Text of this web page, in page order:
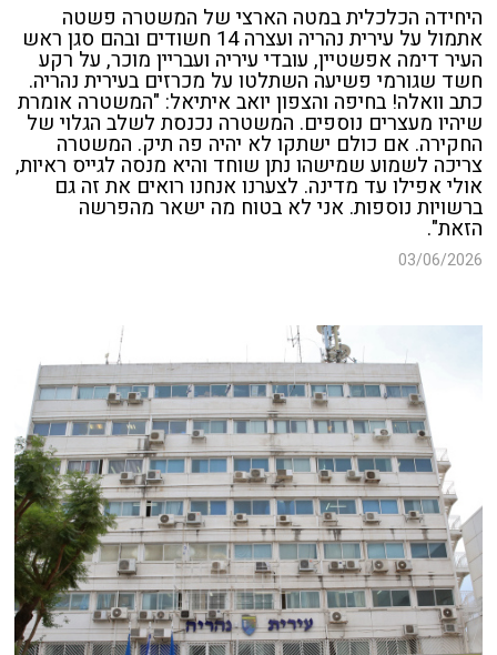
היחידה הכלכלית במטה הארצי של המשטרה פשטה
אתמול על עירית נהריה ועצרה 14 חשודים ובהם סגן ראש
העיר דימה אפשטיין, עובדי עיריה ועבריין מוכר, על רקע
חשד שגורמי פשיעה השתלטו על מכרזים בעירית נהריה.
כתב וואלה! בחיפה והצפון יואב איתיאל: "המשטרה אומרת
שיהיו מעצרים נוספים. המשטרה נכנסת לשלב הגלוי של
החקירה. אם כולם ישתקו לא יהיה פה תיק. המשטרה
צריכה לשמוע שמישהו נתן שוחד והיא מנסה לגייס ראיות,
אולי אפילו עד מדינה. לצערנו אנחנו רואים את זה גם
ברשויות נוספות. אני לא בטוח מה ישאר מהפרשה
הזאת".
03/06/2026